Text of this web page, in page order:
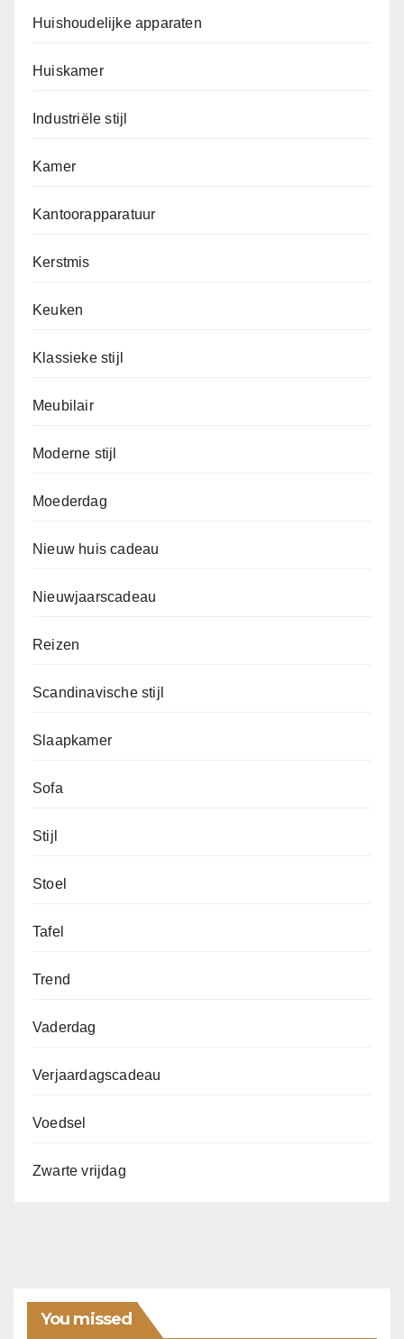
Huishoudelijke apparaten
Huiskamer
Industriële stijl
Kamer
Kantoorapparatuur
Kerstmis
Keuken
Klassieke stijl
Meubilair
Moderne stijl
Moederdag
Nieuw huis cadeau
Nieuwjaarscadeau
Reizen
Scandinavische stijl
Slaapkamer
Sofa
Stijl
Stoel
Tafel
Trend
Vaderdag
Verjaardagscadeau
Voedsel
Zwarte vrijdag
You missed